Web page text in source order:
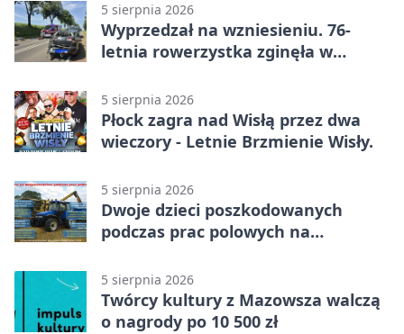
5 sierpnia 2026
Wyprzedzał na wzniesieniu. 76-
letnia rowerzystka zginęła w
5 sierpnia 2026
Płock zagra nad Wisłą przez dwa
wieczory - Letnie Brzmienie Wisły.
5 sierpnia 2026
Dwoje dzieci poszkodowanych
podczas prac polowych na
5 sierpnia 2026
Twórcy kultury z Mazowsza walczą
o nagrody po 10 500 zł